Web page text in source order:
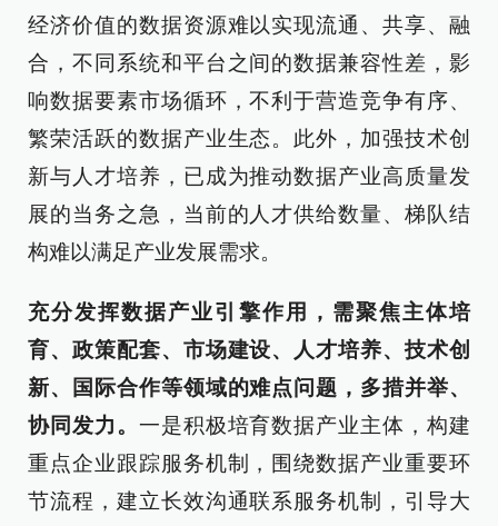
经济价值的数据资源难以实现流通、共享、融
合，不同系统和平台之间的数据兼容性差，影
响数据要素市场循环，不利于营造竞争有序、
繁荣活跃的数据产业生态。此外，加强技术创
新与人才培养，已成为推动数据产业高质量发
展的当务之急，当前的人才供给数量、梯队结
构难以满足产业发展需求。
充分发挥数据产业引擎作用，需聚焦主体培
育、政策配套、市场建设、人才培养、技术创
新、国际合作等领域的难点问题，多措并举、
协同发力。 一是积极培育数据产业主体，构建
重点企业跟踪服务机制，围绕数据产业重要环
节流程，建立长效沟通联系服务机制，引导大